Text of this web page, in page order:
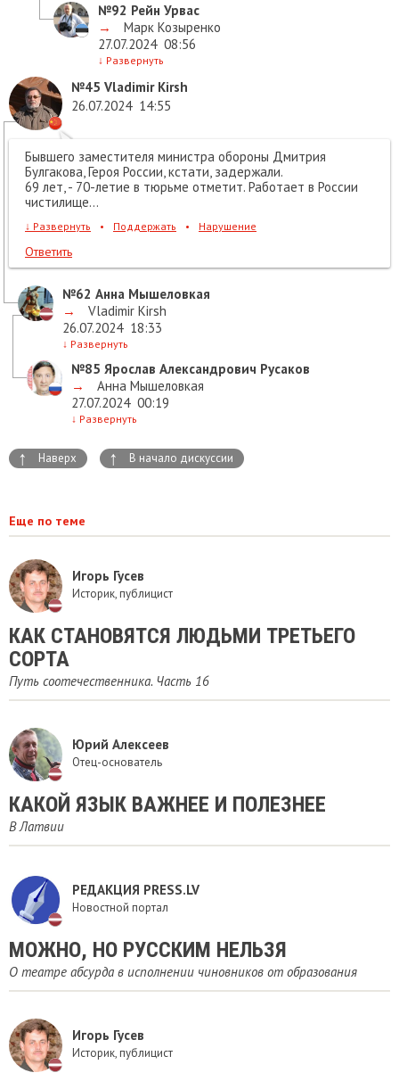
№92 Рейн Урвас
→
Марк Козыренко
27.07.2024 08:56
↓ Развернуть
№45 Vladimir Kirsh
26.07.2024 14:55
Бывшего заместителя министра обороны Дмитрия
Булгакова, Героя России, кстати, задержали.
69 лет, - 70-летие в тюрьме отметит. Работает в России
чистилище...
↓ Развернуть • Поддержать • Нарушение
Ответить
№62 Анна Мышеловкая
→
Vladimir Kirsh
26.07.2024 18:33
↓ Развернуть
№85 Ярослав Александрович Русаков
→
Анна Мышеловкая
27.07.2024 00:19
↓ Развернуть
↑ Наверх ↑ В начало дискуссии
Еще по теме
Игорь Гусев
Историк, публицист
КАК СТАНОВЯТСЯ ЛЮДЬМИ ТРЕТЬЕГО
СОРТА
Путь соотечественника. Часть 16
Юрий Алексеев
Отец-основатель
КАКОЙ ЯЗЫК ВАЖНЕЕ И ПОЛЕЗНЕЕ
В Латвии
РЕДАКЦИЯ PRESS.LV
Новостной портал
МОЖНО, НО РУССКИМ НЕЛЬЗЯ
О театре абсурда в исполнении чиновников от образования
Игорь Гусев
Историк, публицист